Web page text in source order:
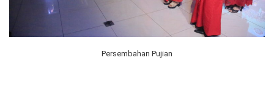
Persembahan Pujian